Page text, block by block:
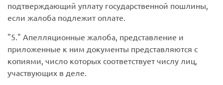
подтверждающий уплату государственной пошлины,
если жалоба подлежит оплате.
5. Апелляционные жалоба, представление и
приложенные к ним документы представляются с
копиями, число которых соответствует числу лиц,
участвующих в деле.